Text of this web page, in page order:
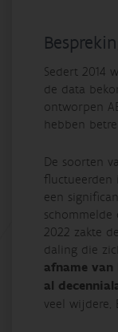
Sedert 2014
de data
ontworpen
hebben
De soorten
fluctueerden
een
2022 zakte
daling die
afname van
al
veel wijdere,